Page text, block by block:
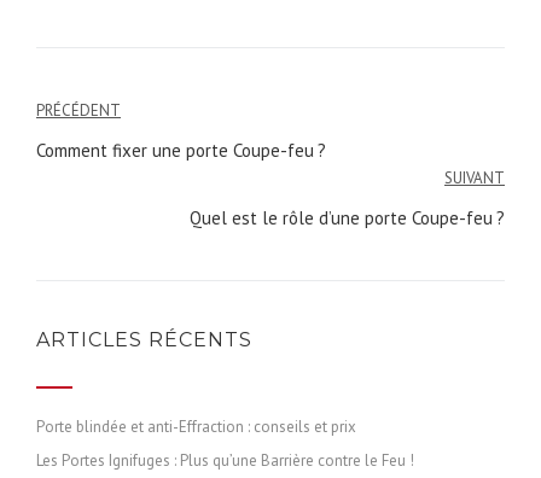
Navigation
de
PRÉCÉDENT
Comment fixer une porte Coupe-feu ?
SUIVANT
Quel est le rôle d’une porte Coupe-feu ?
ARTICLES RÉCENTS
Porte blindée et anti-Effraction : conseils et prix
Les Portes Ignifuges : Plus qu’une Barrière contre le Feu !